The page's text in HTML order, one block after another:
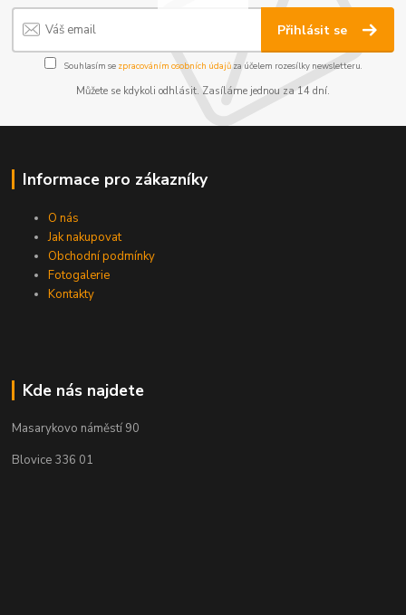
Přihlásit se
Souhlasím se zpracováním osobních údajůza účelem rozesílky newsletteru.
Můžete se kdykoli odhlásit. Zasíláme jednou za 14 dní.
Informace pro zákazníky
O nás
Jak nakupovat
Obchodní podmínky
Fotogalerie
Kontakty
Kde nás najdete
Masarykovo náměstí 90
Blovice 336 01